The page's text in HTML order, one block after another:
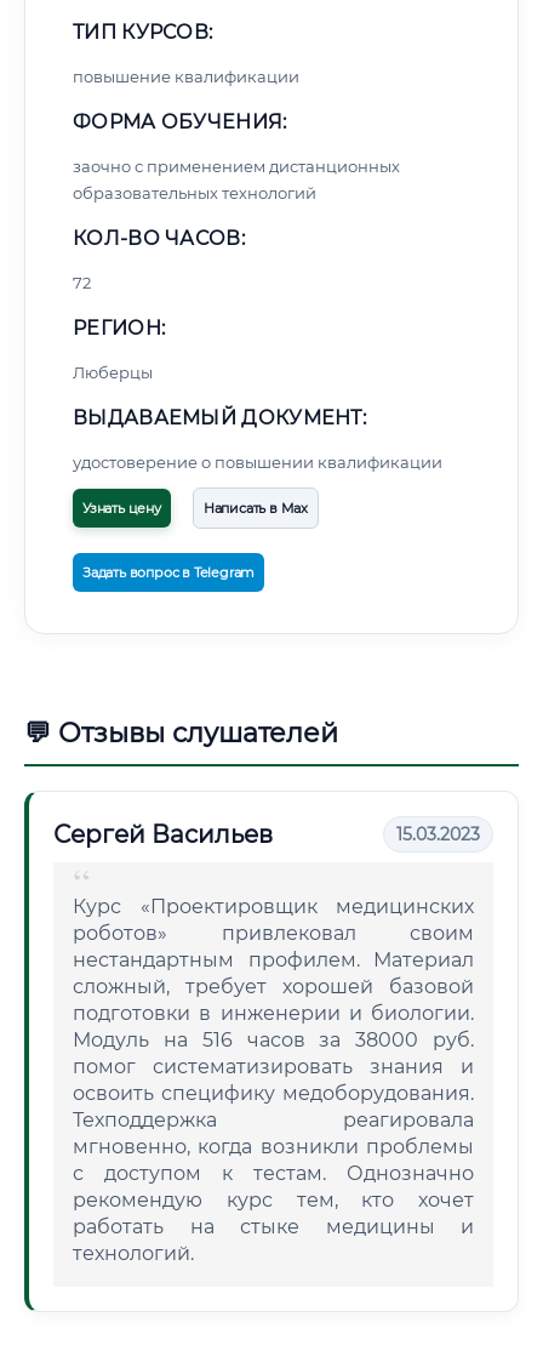
ТИП КУРСОВ:
повышение квалификации
ФОРМА ОБУЧЕНИЯ:
заочно с применением дистанционных
образовательных технологий
КОЛ-ВО ЧАСОВ:
72
РЕГИОН:
Люберцы
ВЫДАВАЕМЫЙ ДОКУМЕНТ:
удостоверение о повышении квалификации
Узнать цену Написать в Max
Задать вопрос в Telegram
💬 Отзывы слушателей
Сергей Васильев 15.03.2023
Курс «Проектировщик медицинских
роботов» привлековал своим
нестандартным профилем. Материал
сложный, требует хорошей базовой
подготовки в инженерии и биологии.
Модуль на 516 часов за 38000 руб.
помог систематизировать знания и
освоить специфику медоборудования.
Техподдержка реагировала
мгновенно, когда возникли проблемы
с доступом к тестам. Однозначно
рекомендую курс тем, кто хочет
работать на стыке медицины и
технологий.